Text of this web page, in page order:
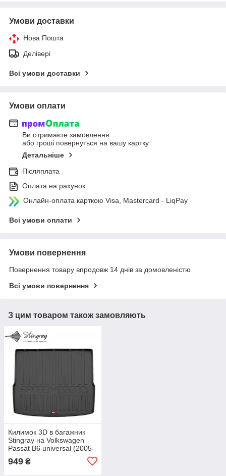
Умови доставки
Нова Пошта
Делівері
Всі умови доставки
Умови оплати
Ви отримаєте замовлення
або гроші повернуться на вашу картку
Детальніше
Післяплата
Оплата на рахунок
Онлайн-оплата карткою Visa, Mastercard - LiqPay
Всі умови оплати
Умови повернення
Повернення товару впродовж 14 днів за домовленістю
Всі умови повернення
З цим товаром також замовляють
Килимок 3D в багажник
Stingray на Volkswagen
Passat B6 universal (2005-
949 ₴